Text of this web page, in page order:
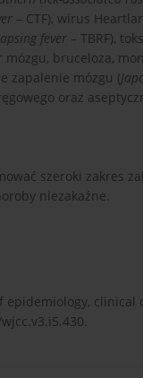
– CTF), wirus
fever – TBRF),
bruceloza,
zapalenie mózgu (
oraz
szeroki zakres
niezakaźne.
epidemiology,